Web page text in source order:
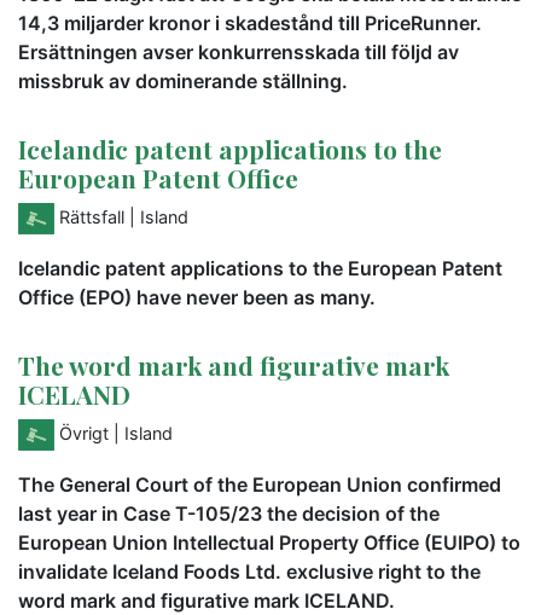
14,3 miljarder kronor i skadestånd till PriceRunner.
Ersättningen avser konkurrensskada till följd av
missbruk av dominerande ställning.
Icelandic patent applications to the
European Patent Office
Rättsfall | Island
Icelandic patent applications to the European Patent
Office (EPO) have never been as many.
The word mark and figurative mark
ICELAND
Övrigt | Island
The General Court of the European Union confirmed
last year in Case T-105/23 the decision of the
European Union Intellectual Property Office (EUIPO) to
invalidate Iceland Foods Ltd. exclusive right to the
word mark and figurative mark ICELAND.